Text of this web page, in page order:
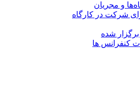
و مجریان
شرکت در کارگاه
شده
ها